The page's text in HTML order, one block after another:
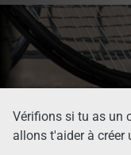
Vérifions si tu as un
allons t'aider à créer